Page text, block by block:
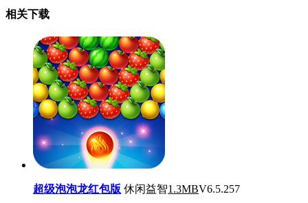
相关下载
超级泡泡龙红包版 休闲益智1.3MBV6.5.257